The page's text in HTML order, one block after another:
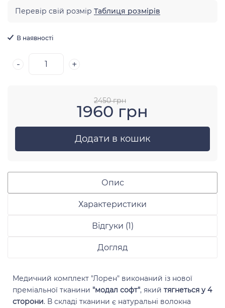
Перевір свій розмір Таблиця розмірів
В наявності
- +
2450 грн
1960 грн
Додати в кошик
Опис
Характеристики
Відгуки (1)
Догляд
Медичний комплект "Лорен" виконаний із нової
преміальної тканини "модал софт", який тягнеться у 4
сторони. В складі тканини є натуральні волокна